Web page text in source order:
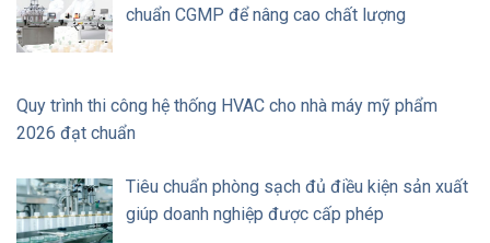
chuẩn CGMP để nâng cao chất lượng
Quy trình thi công hệ thống HVAC cho nhà máy mỹ phẩm
2026 đạt chuẩn
Tiêu chuẩn phòng sạch đủ điều kiện sản xuất
giúp doanh nghiệp được cấp phép